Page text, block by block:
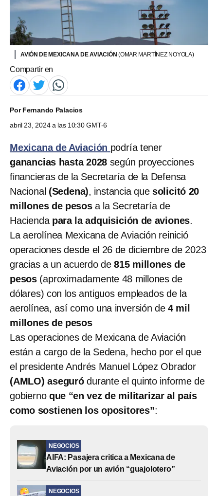
AVIÓN DE MEXICANA DE AVIACIÓN (OMAR MARTÍNEZ NOYOLA)
Compartir en
PorFernando Palacios
abril 23, 2024 a las 10:30 GMT-6
Mexicana de Aviación podría tener
ganancias hasta 2028 según proyecciones
financieras de la Secretaría de la Defensa
Nacional (Sedena), instancia que solicitó 20
millones de pesosa la Secretaría de
Hacienda para la adquisición de aviones.
La aerolínea Mexicana de Aviación reinició
operaciones desde el 26 de diciembre de 2023
gracias a un acuerdo de815 millones de
pesos (aproximadamente 48 millones de
dólares) con los antiguos empleados de la
aerolínea, así como una inversión de4 mil
millones de pesos
Las operaciones de Mexicana de Aviación
están a cargo de la Sedena, hecho por el que
el presidente Andrés Manuel López Obrador
(AMLO) aseguródurante el quinto informe de
gobierno que “en vez de militarizar al país
como sostienen los opositores”:
NEGOCIOS
AIFA: Pasajera critica a Mexicana de
Aviación por un avión “guajolotero”
NEGOCIOS